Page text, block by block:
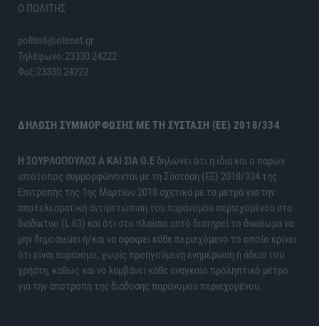
Ο ΠΟΛΙΤΗΣ
politis6@otenet.gr
Τηλέφωνο:23330 24222
Φαξ:23330 24222
ΔΉΛΩΣΗ ΣΥΜΜΌΡΦΩΣΗΣ ΜΕ ΤΗ ΣΎΣΤΑΣΗ (ΕΕ) 2018/334
H ΣΟΥΡΛΟΠΟΥΛΟΣ Α ΚΑΙ ΣΙΑ Ο.Ε δηλώνει ότι η ίδια και ο παρών
ιστότοπος συμμορφώνονται με τη Σύσταση (ΕΕ) 2018/334 της
Επιτροπής της 1ης Μαρτίου 2018 σχετικά με τα μέτρα για την
αποτελεσματική αντιμετώπιση του παράνομου περιεχομένου στο
διαδίκτυο (L 63) και ότι στο πλαίσιο αυτό διατηρεί το δικαίωμα να
μην δημοσιεύει ή/και να αφαιρεί κάθε περιεχόμενο το οποίο κρίνει
ότι είναι παράνομο, χωρίς προηγούμενη ενημέρωση ή άδεια του
χρήστη, καθώς και να λαμβάνει κάθε αναγκαίο προληπτικό μέτρο
για την αποτροπή της διάδοσης παράνομου περιεχομένου.